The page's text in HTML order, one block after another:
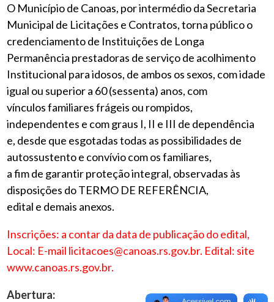
O Município de Canoas, por intermédio da Secretaria
Municipal de Licitações e Contratos, torna público o
credenciamento de Instituições de Longa
Permanência prestadoras de serviço de acolhimento
Institucional para idosos, de ambos os sexos, com idade
igual ou superior a 60 (sessenta) anos, com
vínculos familiares frágeis ou rompidos,
independentes e com graus I, II e III de dependência
e, desde que esgotadas todas as possibilidades de
autossustento e convívio com os familiares,
a fim de garantir proteção integral, observadas às
disposições do TERMO DE REFERÊNCIA,
edital e demais anexos.
Inscrições: a contar da data de publicação do edital,
Local: E-mail licitacoes@canoas.rs.gov.br. Edital: site
www.canoas.rs.gov.br.
Abertura: